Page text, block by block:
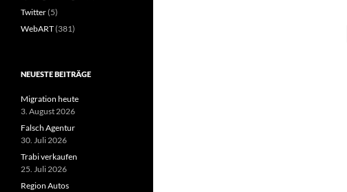
Twitter(5)
WebART(381)
NEUESTE BEITRÄGE
Migration heute
3. August 2026
Falsch Agentur
30. Juli 2026
Trabi verkaufen
25. Juli 2026
Region Autos